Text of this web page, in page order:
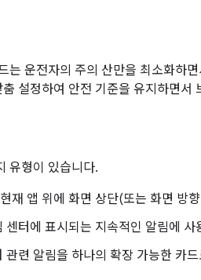
는 운전자의 주의 산만을 최소화하
설정하여 안전 기준을 유지하면서
유형이 있습니다.
현재 앱 위에 화면 상단(또는 화면 방
센터에 표시되는 지속적인 알림에 사
관련 알림을 하나의 확장 가능한 카